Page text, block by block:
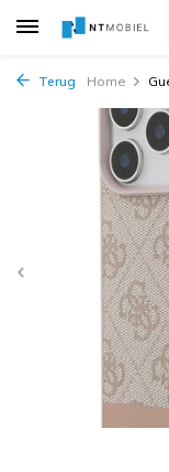
Terug Home